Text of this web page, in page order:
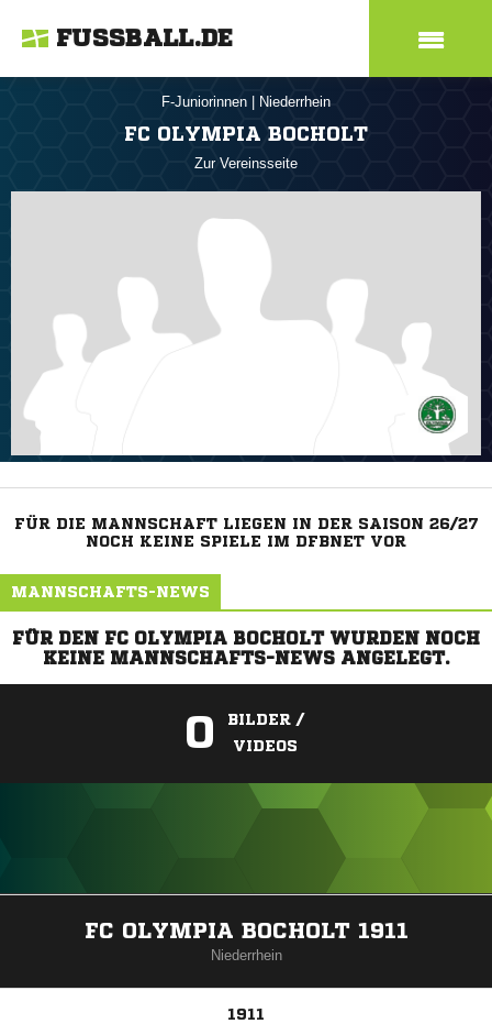
FUSSBALL.DE
F-Juniorinnen Niederrhein
FC OLYMPIA BOCHOLT
Zur Vereinsseite
FÜR DIE MANNSCHAFT LIEGEN IN DER SAISON 26/27
NOCH KEINE SPIELE IM DFBNET VOR
MANNSCHAFTS-NEWS
FÜR DEN FC OLYMPIA BOCHOLT WURDEN NOCH
KEINE MANNSCHAFTS-NEWS ANGELEGT.
0
BILDER /
VIDEOS
FC OLYMPIA BOCHOLT 1911
Niederrhein
1911